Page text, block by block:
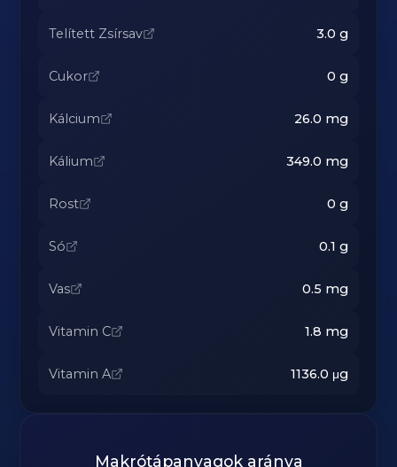
Telített Zsírsav 3.0 g
Cukor 0 g
Kálcium 26.0 mg
Kálium 349.0 mg
Rost 0 g
Só 0.1 g
Vas 0.5 mg
Vitamin C 1.8 mg
Vitamin A 1136.0 μg
Makrótápanyagok aránya